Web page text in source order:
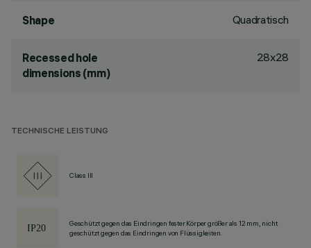
Shape Quadratisch
Recessed hole
dimensions (mm)
28x28
TECHNISCHE LEISTUNG
Class III
Geschützt gegen das Eindringen fester Körper größer als 12 mm, nicht
geschützt gegen das Eindringen von Flüssigkeiten.